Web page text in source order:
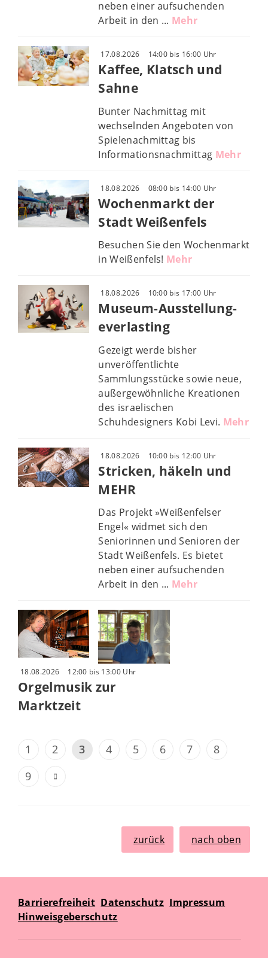
neben einer aufsuchenden
Arbeit in den ... Mehr
17.08.2026 14:00 bis 16:00 Uhr
Kaffee, Klatsch und
Sahne
Bunter Nachmittag mit
wechselnden Angeboten von
Spielenachmittag bis
Informationsnachmittag Mehr
18.08.2026 08:00 bis 14:00 Uhr
Wochenmarkt der
Stadt Weißenfels
Besuchen Sie den Wochenmarkt
in Weißenfels! Mehr
18.08.2026 10:00 bis 17:00 Uhr
Museum-Ausstellung-
everlasting
Gezeigt werde bisher
unveröffentlichte
Sammlungsstücke sowie neue,
außergewöhnliche Kreationen
des israelischen
Schuhdesigners Kobi Levi. Mehr
18.08.2026 10:00 bis 12:00 Uhr
Stricken, häkeln und
MEHR
Das Projekt »Weißenfelser
Engel« widmet sich den
Seniorinnen und Senioren der
Stadt Weißenfels. Es bietet
neben einer aufsuchenden
Arbeit in den ... Mehr
18.08.2026 12:00 bis 13:00 Uhr
Orgelmusik zur
Marktzeit
1 2 3 4 5 6 7
8
9
zurück nach oben
Barrierefreiheit Datenschutz Impressum
Hinweisgeberschutz